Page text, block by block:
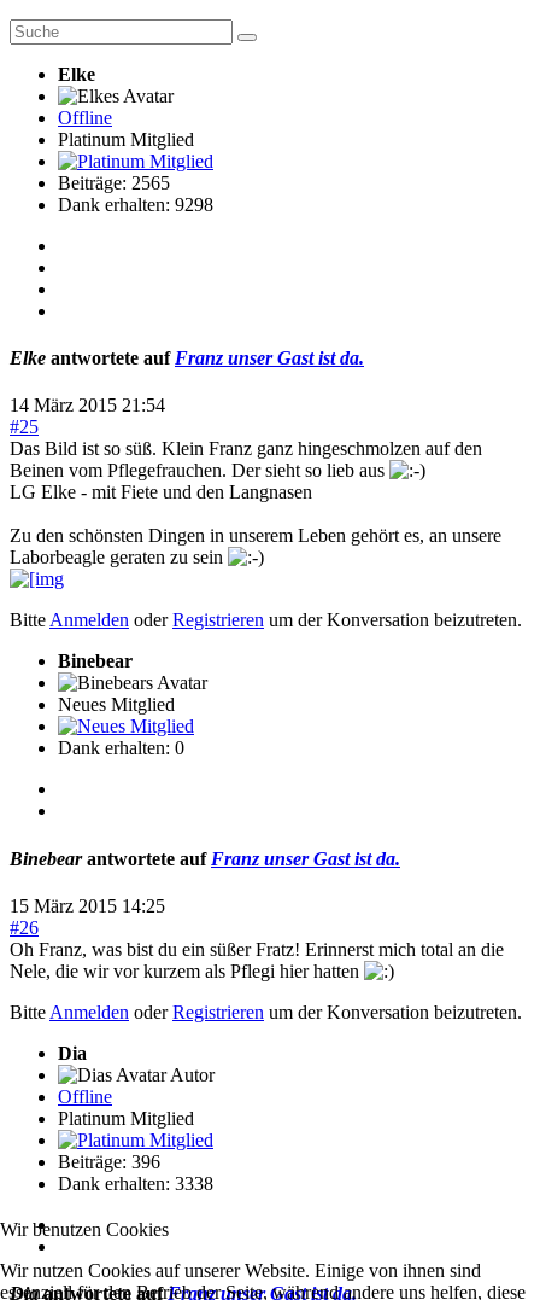
Elke
Offline
Platinum Mitglied
Beiträge: 2565
Dank erhalten: 9298
Elke antwortete auf Franz unser Gast ist da.
14 März 2015 21:54
#25
Das Bild ist so süß. Klein Franz ganz hingeschmolzen auf den
Beinen vom Pflegefrauchen. Der sieht so lieb aus
LG Elke - mit Fiete und den Langnasen
Zu den schönsten Dingen in unserem Leben gehört es, an unsere
Laborbeagle geraten zu sein
BitteAnmelden oderRegistrieren um der Konversation beizutreten.
Binebear
Neues Mitglied
Dank erhalten: 0
Binebearantwortete auf Franz unser Gast ist da.
15 März 2015 14:25
#26
Oh Franz, was bist du ein süßer Fratz! Erinnerst mich total an die
Nele, die wir vor kurzem als Pflegi hier hatten
Bitte Anmelden oderRegistrieren um der Konversation beizutreten.
Dia
Autor
Offline
Platinum Mitglied
Beiträge: 396
Dank erhalten: 3338
Diaantwortete aufFranz unser Gast ist da.
Wir benutzen Cookies
Wir nutzen Cookies auf unserer Website. Einige von ihnen sind
essenziell für den Betrieb der Seite, während andere uns helfen, diese